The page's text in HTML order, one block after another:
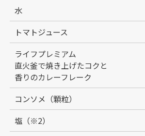
水
トマトジュース
ライフプレミアム
直火釜で焼き上げたコクと
香りのカレーフレーク
コンソメ（顆粒）
塩（※2）